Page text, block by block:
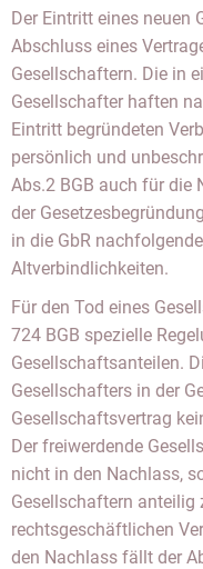
Der Eintritt eines neuen
Abschluss eines
Gesellschaftern. Die in
Gesellschafter haften
Eintritt begründeten
persönlich und
Abs.2 BGB auch für die
der
in die GbR
Altverbindlichkeiten.
Für den Tod eines
724 BGB spezielle
Gesellschaftsanteilen.
Gesellschafters in der
Gesellschaftsvertrag
Der freiwerdende
nicht in den Nachlass,
Gesellschaftern anteilig
rechtsgeschäftlichen
den Nachlass fällt der